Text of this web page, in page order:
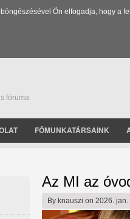
Ön elfogadja, hogy a
fóruma
FŐMUNKATÁRSAINK
Az MI az
By knauszi on 2026. jan.